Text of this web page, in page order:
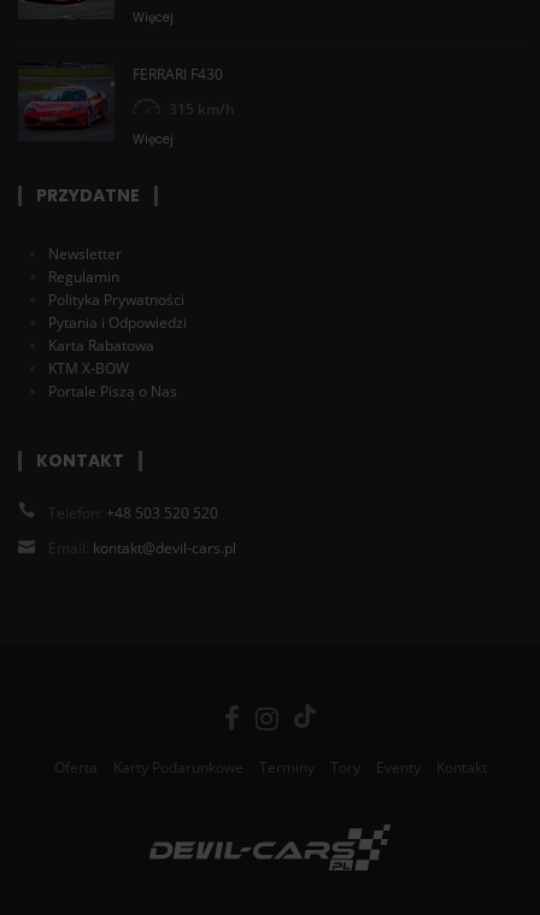
Więcej
FERRARI F430
315 km/h
Więcej
PRZYDATNE
Newsletter
Regulamin
Polityka Prywatności
Pytania i Odpowiedzi
Karta Rabatowa
KTM X-BOW
Portale Piszą o Nas
KONTAKT
Telefon: +48 503 520 520
Email: kontakt@devil-cars.pl
Oferta Karty Podarunkowe Terminy Tory Eventy Kontakt